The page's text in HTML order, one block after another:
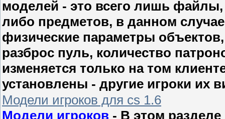
моделей - это всего лишь файлы,
либо предметов, в данном
физические параметры объектов,
разброс пуль, количество
изменяется только на том
установлены - другие игроки их
Модели игроков для cs 1.6
Модели игроков - В этом